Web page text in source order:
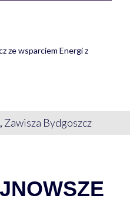
ze wsparciem Energi z
, Zawisza Bydgoszcz